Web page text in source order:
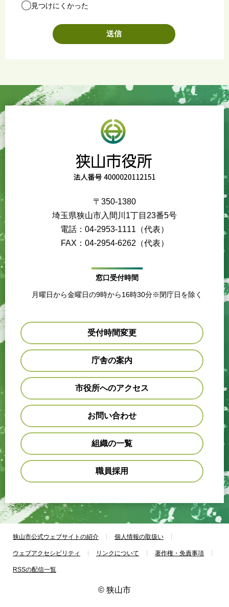
見つけにくかった
〒350-1380
埼玉県狭山市入間川1丁目23番5号
電話：04-2953-1111（代表）
FAX：04-2954-6262（代表）
窓口受付時間
月曜日から金曜日の9時から16時30分※閉庁日を除く
受付時間変更
庁舎の案内
市役所へのアクセス
お問い合わせ
組織の一覧
職員採用
狭山市公式ウェブサイトの紹介 個人情報の取扱い
ウェブアクセシビリティ リンクについて 著作権・免責事項
RSSの配信一覧
© 狭山市